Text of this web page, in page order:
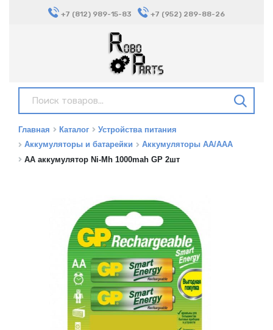
+7 (812) 989-15-83 +7 (952) 289-88-26
Главная Каталог
Устройства питания
Аккумуляторы и батарейки
Аккумуляторы AA/AAA
AA аккумулятор Ni-Mh 1000mah GP 2шт